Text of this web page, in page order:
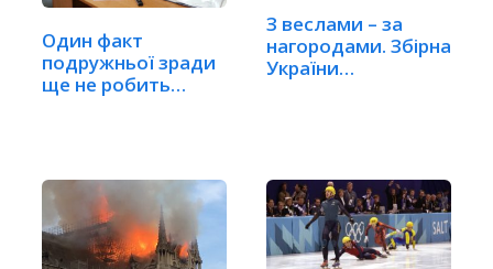
Один факт
подружньої зради
ще не робить
З веслами – за
нагородами. Збірна
України